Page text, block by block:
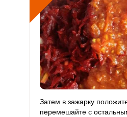
Ванадий 69.3 мкг 20 мкг
Молибден 43.5 мкг 70 мкг
Затем в зажарку
перемешайте с